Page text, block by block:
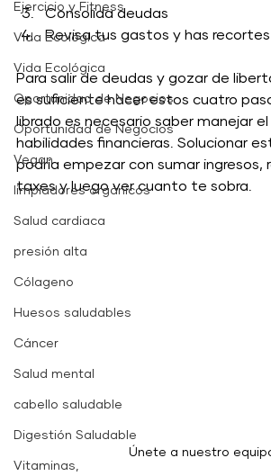
Ejercicio y Fitness
Vida Ecológica
Vida Ecológica
Oportunidad de Negocios
Oportunidad de Negocios
Vegan
limpiadores orgánicos
Salud cardiaca
presión alta
Cólageno
Huesos saludables
Cáncer
Salud mental
cabello saludable
Digestión Saludable
Vitaminas,
Consolida deudas
Revisa tus gastos y has recortes
Para salir de deudas y gozar de
es suficiente hacer estos cuatro
librado es necesario saber manejar
habilidades financieras. Solucionar
podría empezar con sumar ingresos,
taxes y luego ver cuanto te sobra.
Únete a nuestro